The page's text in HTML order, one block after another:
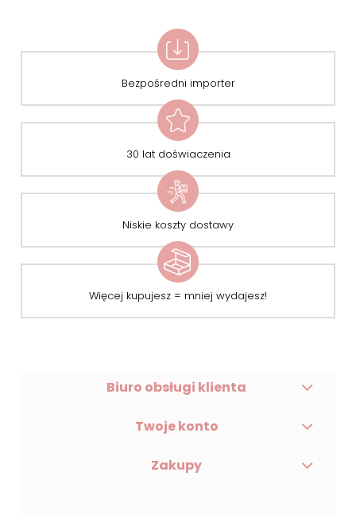
Bezpośredni importer
30 lat doświaczenia
Niskie koszty dostawy
Więcej kupujesz = mniej wydajesz!
Biuro obsługi klienta
Twoje konto
Zakupy